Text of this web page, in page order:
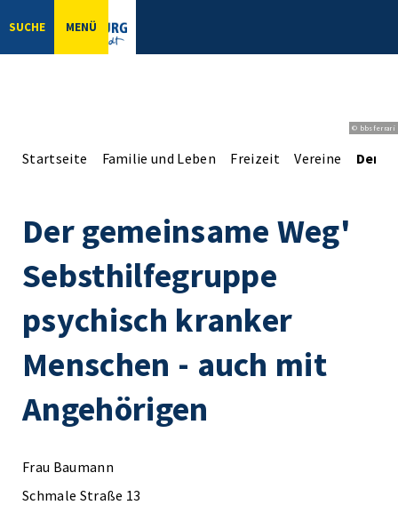
SUCHE MENÜ
© bbsferrari
Startseite Familie und Leben Freizeit Vereine Der
Der gemeinsame Weg'
Sebsthilfegruppe
psychisch kranker
Menschen - auch mit
Angehörigen
Frau Baumann
Schmale Straße 13